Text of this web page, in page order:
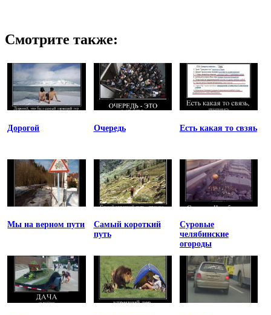
Смотрите также:
Дорогой Очередь Есть какая то свзяь
Мы на верном пути
Самый короткий
путь
Суровые
челябинские
огороды